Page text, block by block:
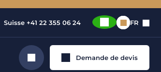
Suisse +41 22 355 06 24 FR
Rechercher Demande de devis